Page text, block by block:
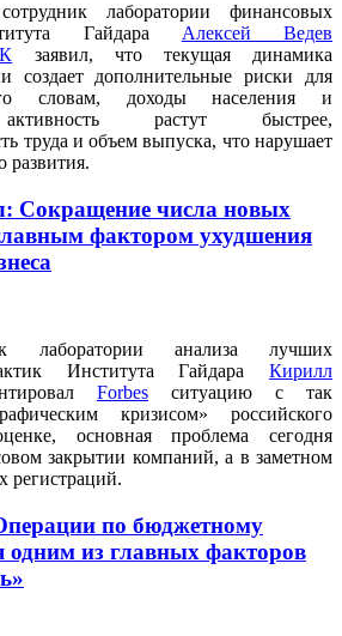
лаборатории финансовых
Гайдара Алексей Ведев
заявил, что текущая динамика
создает дополнительные риски для
словам, доходы населения и
активность растут быстрее,
труда и объем выпуска, что нарушает
развития.
Сокращение числа новых
фактором ухудшения
лаборатории анализа лучших
Института Гайдара Кирилл
Forbes ситуацию с так
кризисом» российского
основная проблема сегодня
закрытии компаний, а в заметном
регистраций.
по бюджетному
одним из главных факторов